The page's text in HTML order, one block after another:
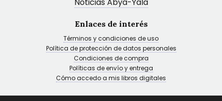
Noticias Abya-Yala
Enlaces de interés
Términos y condiciones de uso
Política de protección de datos personales
Condiciones de compra
Políticas de envío y entrega
Cómo accedo a mis libros digitales